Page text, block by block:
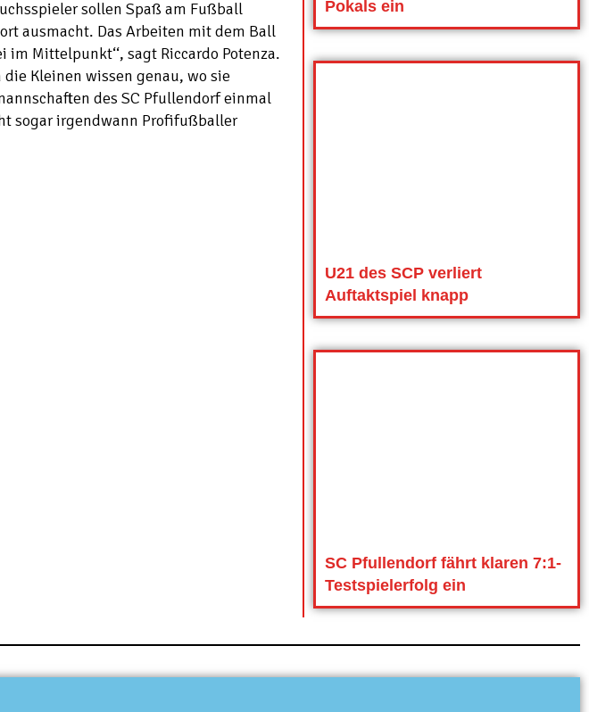
sollen Spaß am Fußball
ausmacht. Das Arbeiten mit dem Ball
Mittelpunkt‘‘, sagt Riccardo Potenza.
Kleinen wissen genau, wo sie
des SC Pfullendorf einmal
sogar irgendwann Profifußballer
Pokals ein
U21 des SCP verliert
Auftaktspiel knapp
SC Pfullendorf fährt klaren 7:1-
Testspielerfolg ein